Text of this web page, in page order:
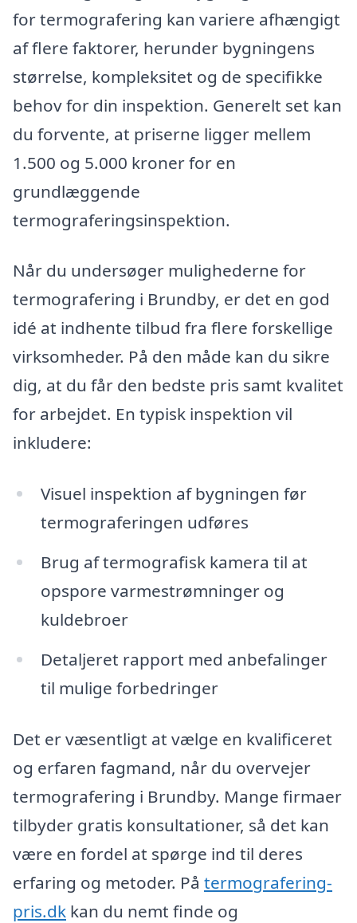
for termografering kan variere afhængigt
af flere faktorer, herunder bygningens
størrelse, kompleksitet og de specifikke
behov for din inspektion. Generelt set kan
du forvente, at priserne ligger mellem
1.500 og 5.000 kroner for en
grundlæggende
termograferingsinspektion.
Når du undersøger mulighederne for
termografering i Brundby, er det en god
idé at indhente tilbud fra flere forskellige
virksomheder. På den måde kan du sikre
dig, at du får den bedste pris samt kvalitet
for arbejdet. En typisk inspektion vil
inkludere:
Visuel inspektion af bygningen før
termograferingen udføres
Brug af termografisk kamera til at
opspore varmestrømninger og
kuldebroer
Detaljeret rapport med anbefalinger
til mulige forbedringer
Det er væsentligt at vælge en kvalificeret
og erfaren fagmand, når du overvejer
termografering i Brundby. Mange firmaer
tilbyder gratis konsultationer, så det kan
være en fordel at spørge ind til deres
erfaring og metoder. På termografering-
pris.dk kan du nemt finde og